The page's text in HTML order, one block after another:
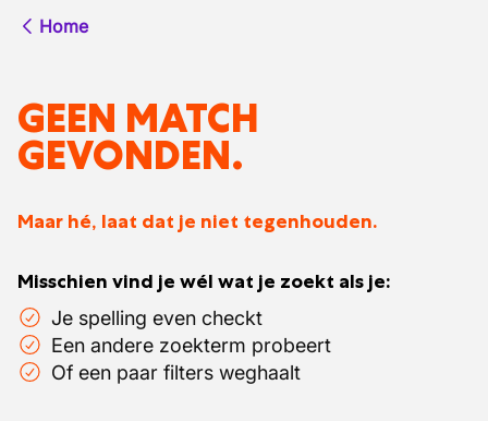
Home
GEEN MATCH
GEVONDEN.
Maar hé, laat dat je niet tegenhouden.
Misschien vind je wél wat je zoekt als je:
Je spelling even checkt
Een andere zoekterm probeert
Of een paar filters weghaalt